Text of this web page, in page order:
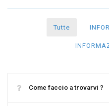
Tutte
Come faccio a trovarvi ?